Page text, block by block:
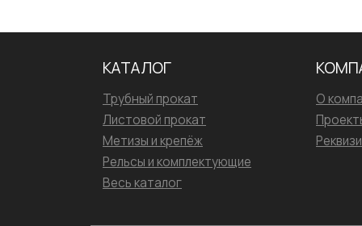
КАТАЛОГ
Трубный прокат
Листовой прокат
Метизы и крепёж
Рельсы и комплектующие
Весь каталог
О